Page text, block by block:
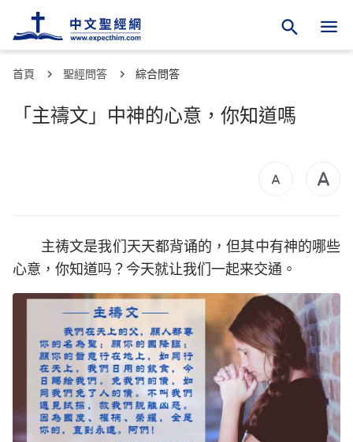
首頁 聖經問答 綜合問答
「主禱文」中神的心意，你知道嗎
主祷文是我们天天都背诵的，但其中有神的哪些
心意，你知道吗？今天就让我们一起来交通。